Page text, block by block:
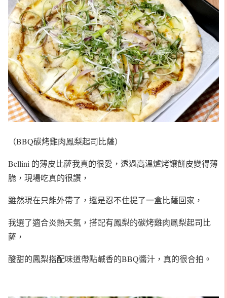
（BBQ碳烤雞肉鳳梨起司比薩）
Bellini 的薄皮比薩我真的很愛，透過高溫爐烤讓餅皮變得薄
脆，現場吃真的很讚，
雖然現在只能外帶了，還是忍不住提了一盒比薩回家，
我選了適合炎熱天氣，搭配有鳳梨的碳烤雞肉鳳梨起司比
薩，
酸甜的鳳梨搭配味道帶點鹹香的BBQ醬汁，真的很合拍。